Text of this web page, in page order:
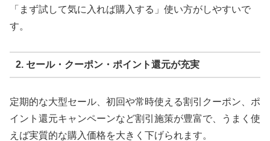
「まず試して気に入れば購入する」使い方がしやすいで
す。
2. セール・クーポン・ポイント還元が充実
定期的な大型セール、初回や常時使える割引クーポン、ポ
イント還元キャンペーンなど割引施策が豊富で、うまく使
えば実質的な購入価格を大きく下げられます。